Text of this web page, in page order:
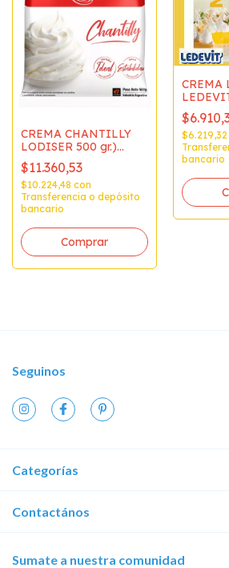
CREMA CHANTILLY
LODISER 500 gr.)
POA03A
$11.360,53
$10.224,48 con
Transferencia o depósito
bancario
CREMA
bancario
Seguinos
Categorías
Contactános
Sumate a nuestra comunidad